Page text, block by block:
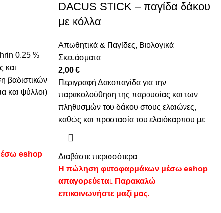
0.25 %
και
βαδιστικών
και ψύλλοι)
eshop
DACUS STICK – παγίδα δάκου
με κόλλα
Απωθητικά & Παγίδες, Βιολογικά
Σκευάσματα
2,00 €
Περιγραφή Δακοπαγίδα για την
παρακολούθηση της παρουσίας και των
πληθυσμών του δάκου στους ελαιώνες,
καθώς και προστασία του ελαιόκαρπου με
Διαβάστε περισσότερα
Η πώληση φυτοφαρμάκων μέσω eshop
απαγορεύεται. Παρακαλώ
επικοινωνήστε μαζί μας.